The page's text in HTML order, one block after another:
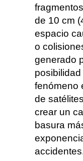
de 10 cm
espacio
o
generado
fenómeno
de
crear un
basura